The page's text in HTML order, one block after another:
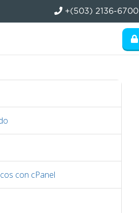
+(503) 2136-6700
con cPanel